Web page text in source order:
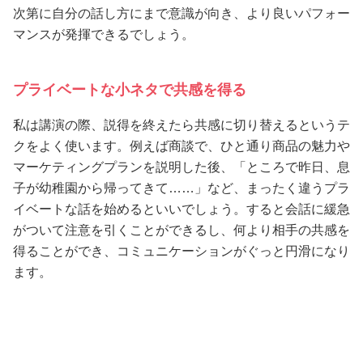
次第に自分の話し方にまで意識が向き、より良いパフォー
マンスが発揮できるでしょう。
プライベートな小ネタで共感を得る
私は講演の際、説得を終えたら共感に切り替えるというテ
クをよく使います。例えば商談で、ひと通り商品の魅力や
マーケティングプランを説明した後、「ところで昨日、息
子が幼稚園から帰ってきて……」など、まったく違うプラ
イベートな話を始めるといいでしょう。すると会話に緩急
がついて注意を引くことができるし、何より相手の共感を
得ることができ、コミュニケーションがぐっと円滑になり
ます。